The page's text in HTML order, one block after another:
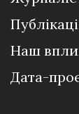
Наш
Дата-